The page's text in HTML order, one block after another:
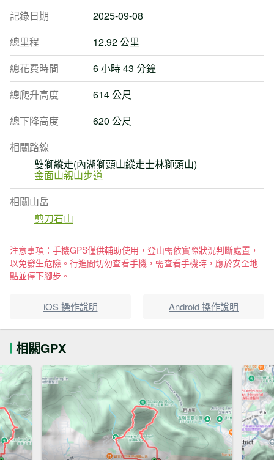
記錄日期
2025-09-08
總里程
12.92 公里
總花費時間
6 小時 43 分鐘
總爬升高度
614 公尺
總下降高度
620 公尺
相關路線
雙獅縱走(內湖獅頭山縱走士林獅頭山)
金面山親山步道
相關山岳
剪刀石山
注意事項：手機GPS僅供輔助使用，登山需依實際狀況判斷處置，
以免發生危險。行進間切勿查看手機，需查看手機時，應於安全地
點並停下腳步。
iOS 操作說明 Android 操作說明
相關GPX